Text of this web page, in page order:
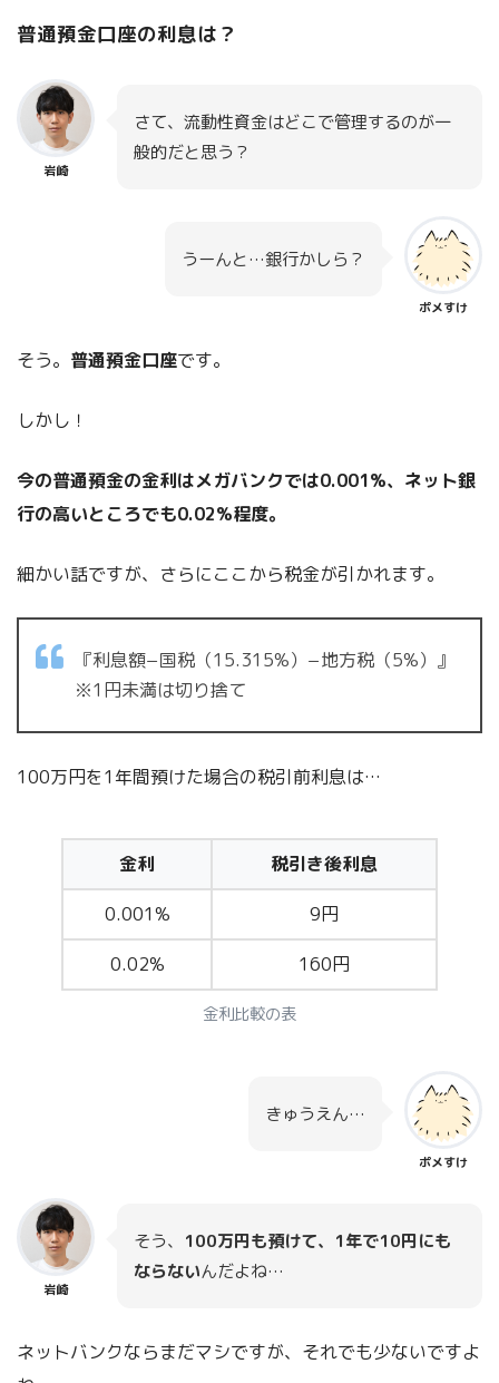
普通預金口座の利息は？
岩崎
さて、流動性資金はどこで管理するのが一
般的だと思う？
ポメすけ
うーんと…銀行かしら？
そう。 普通預金口座です。
しかし！
今の普通預金の金利はメガバンクでは0.001%、ネット銀
行の高いところでも0.02%程度。
細かい話ですが、さらにここから税金が引かれます。
『利息額−国税（15.315%）−地方税（5%）』
※1円未満は切り捨て
100万円を1年間預けた場合の税引前利息は…
金利 税引き後利息
0.001% 9円
0.02% 160円
金利比較の表
ポメすけ
きゅうえん…
岩崎
そう、 100万円も預けて、1年で10円にも
ならないんだよね…
ネットバンクならまだマシですが、それでも少ないですよ